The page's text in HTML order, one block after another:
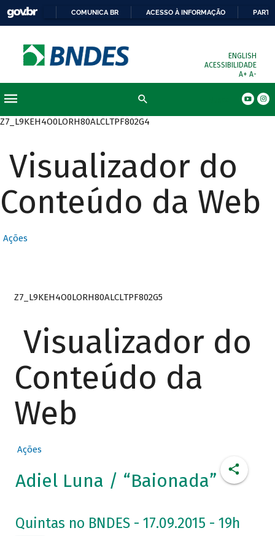
COMUNICA BR ACESSO À INFORMAÇÃO
ENGLISH
ACESSIBILIDADE
A+ A-
Z7_L9KEH4O0LORH80ALCLTPF802G4
Visualizador do
Conteúdo da Web
Ações
Z7_L9KEH4O0LORH80ALCLTPF802G5
Visualizador do
Conteúdo da
Web
Ações
Adiel Luna / “Baionada”
Quintas no BNDES - 17.09.2015 - 19h